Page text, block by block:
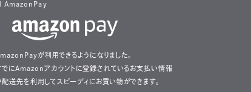
AmazonPay
が利用できるようになりました。
でにAmazonアカウントに登録されているお支払い情報
配送先を利用してスピーディにお買い物ができます。